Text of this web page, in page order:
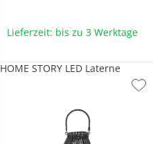
Lieferzeit: bis zu 3 Werktage
HOME STORY LED Laterne